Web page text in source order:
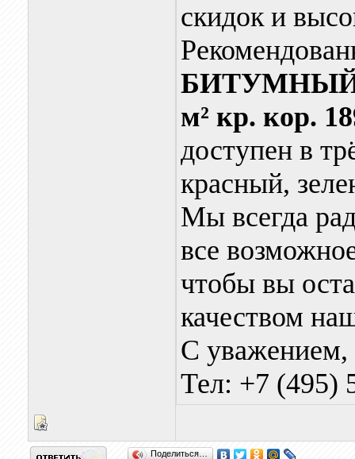
скидок и
БИТУМНЫЙ
м² кр. кор.
доступен в
красный,
Мы всегда
все
чтобы вы
качеством
С уважением,
Тел: +7 (495)
Поделиться…